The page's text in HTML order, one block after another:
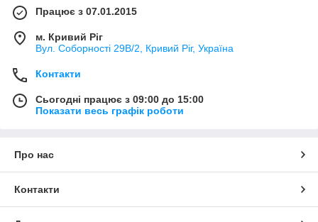
Працює з 07.01.2015
м. Кривий Ріг
Вул. Соборності 29В/2, Кривий Ріг, Україна
Контакти
Сьогодні працює з 09:00 до 15:00
Показати весь графік роботи
Про нас
Контакти